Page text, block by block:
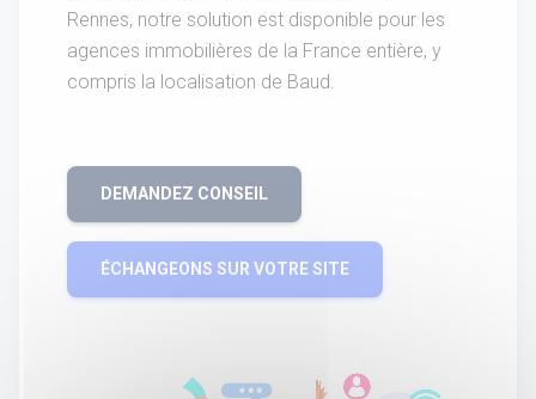
Rennes, notre solution est disponible pour les
agences immobilières de la France entière, y
compris la localisation de Baud.
DEMANDEZ CONSEIL
ÉCHANGEONS SUR VOTRE SITE